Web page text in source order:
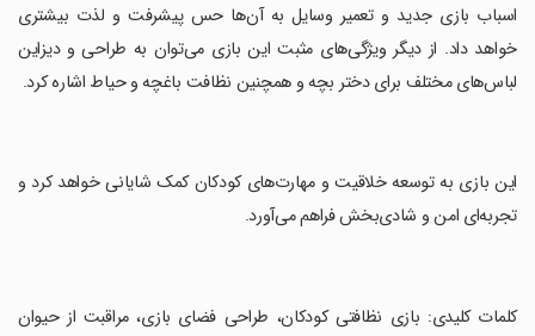
اسباب بازی جدید و تعمیر وسایل به آن‌ها حس پیشرفت و لذت بیشتری
خواهد داد. از دیگر ویژگی‌های مثبت این بازی می‌توان به طراحی و دیزاین
لباس‌های مختلف برای دختر بچه و همچنین نظافت باغچه و حیاط اشاره کرد.
‏این بازی به توسعه خلاقیت و مهارت‌های کودکان کمک شایانی خواهد کرد و
تجربه‌ای امن و شادی‌بخش فراهم می‌آورد.
‏کلمات کلیدی: بازی نظافتی کودکان، طراحی فضای بازی، مراقبت از حیوان